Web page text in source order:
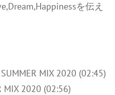
を伝え
MIX 2020 (02:45)
MIX 2020 (02:56)